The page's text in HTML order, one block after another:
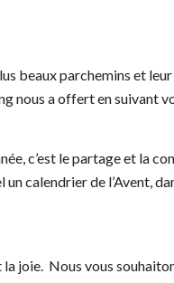
beaux parchemins et
nous a offert en suivant
c’est le partage et la
calendrier de l’Avent,
joie. Nous vous